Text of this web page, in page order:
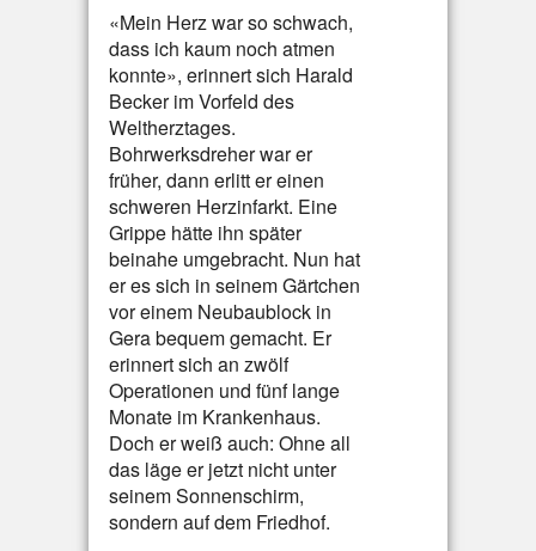
«Mein Herz war so schwach,
dass ich kaum noch atmen
konnte», erinnert sich Harald
Becker im Vorfeld des
Weltherztages.
Bohrwerksdreher war er
früher, dann erlitt er einen
schweren Herzinfarkt. Eine
Grippe hätte ihn später
beinahe umgebracht. Nun hat
er es sich in seinem Gärtchen
vor einem Neubaublock in
Gera bequem gemacht. Er
erinnert sich an zwölf
Operationen und fünf lange
Monate im Krankenhaus.
Doch er weiß auch: Ohne all
das läge er jetzt nicht unter
seinem Sonnenschirm,
sondern auf dem Friedhof.